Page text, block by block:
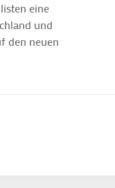
eine
und
den neuen